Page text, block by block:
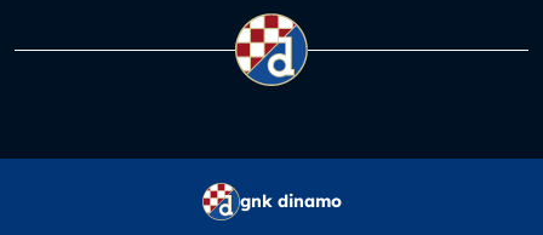
gnk dinamo